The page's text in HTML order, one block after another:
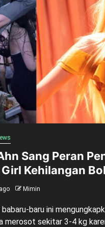
Sang Peran
Kehilangan
Mimin
baru ini
merosot sekitar 3-4 kg